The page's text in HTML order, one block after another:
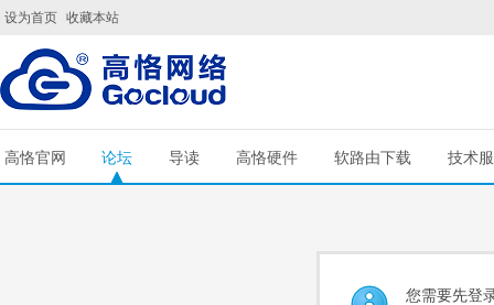
设为首页 收藏本站
高恪官网 论坛 导读 高恪硬件 软路由下载 技术
您需要先登